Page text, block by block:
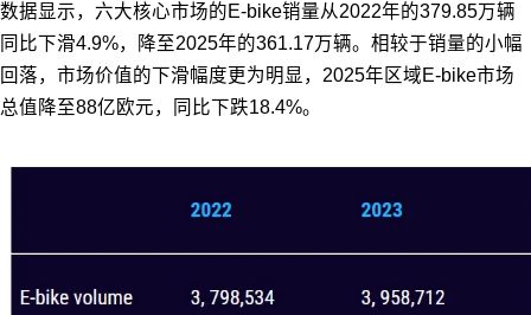
数据显示，六大核心市场的E-bike销量从2022年的379.85万辆
同比下滑4.9%，降至2025年的361.17万辆。相较于销量的小幅
回落，市场价值的下滑幅度更为明显，2025年区域E-bike市场
总值降至88亿欧元，同比下跌18.4%。